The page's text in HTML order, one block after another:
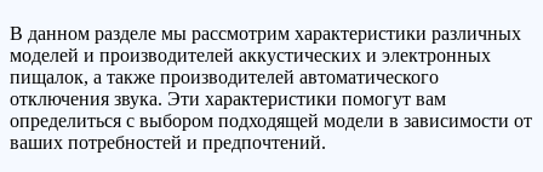
В данном разделе мы рассмотрим характеристики различных
моделей и производителей аккустических и электронных
пищалок, а также производителей автоматического
отключения звука. Эти характеристики помогут вам
определиться с выбором подходящей модели в зависимости от
ваших потребностей и предпочтений.